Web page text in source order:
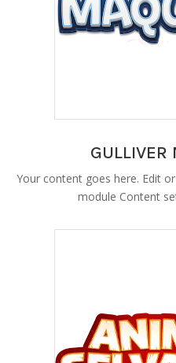
GULLIVER
Your content goes here. Edit
module Content